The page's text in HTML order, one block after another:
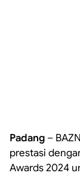
Padang –
prestasi
Awards 2024